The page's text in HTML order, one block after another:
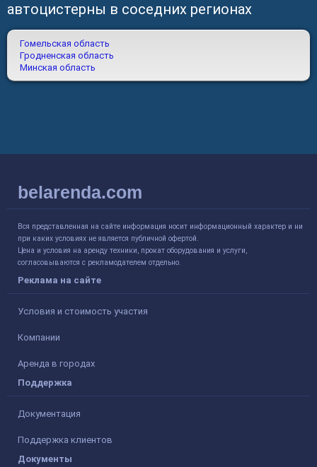
автоцистерны в соседних регионах
Гомельская область
Гродненская область
Минская область
belarenda.com
Вся представленная на сайте информация носит информационный характер и ни
при каких условиях не является публичной офертой.
Цена и условия на аренду техники, прокат оборудования и услуги,
согласовываются с рекламодателем отдельно.
Реклама на сайте
Условия и стоимость участия
Компании
Аренда в городах
Поддержка
Документация
Поддержка клиентов
Документы